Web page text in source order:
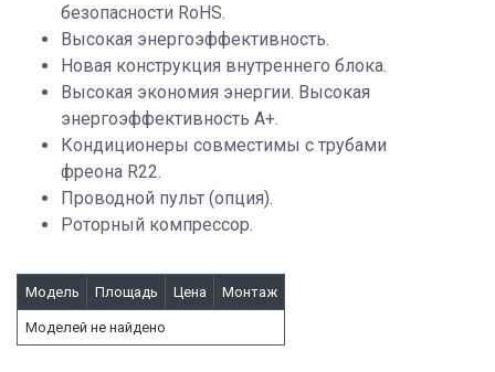
безопасности RoHS.
Высокая энергоэффективность.
Новая конструкция внутреннего блока.
Высокая экономия энергии. Высокая
энергоэффективность A+.
Кондиционеры совместимы с трубами
фреона R22.
Проводной пульт (опция).
Роторный компрессор.
Модель Площадь Цена Монтаж
Моделей не найдено